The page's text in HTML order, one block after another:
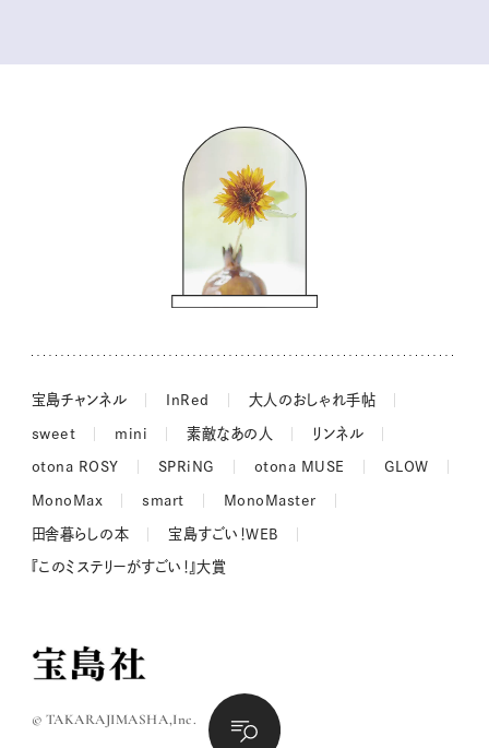
コウケンテツのヒトワザ巡り
ノーラのフィンランド旅気分
吉田羊さんの着物と12のアソビゴコロ
長谷川あかりさんの今週もお疲れ様つまみ
宝島チャンネル InRed 大人のおしゃれ手帖
sweet mini 素敵なあの人 リンネル
otona ROSY SPRiNG otona MUSE GLOW
MonoMax smart MonoMaster
田舎暮らしの本 宝島すごい！WEB
『このミステリーがすごい！』大賞
© TAKARAJIMASHA,Inc.